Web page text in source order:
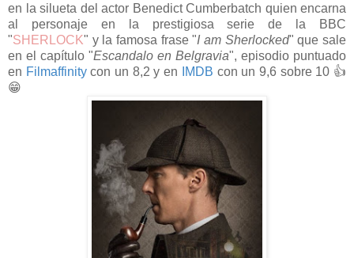
en la silueta del actor Benedict Cumberbatch quien encarna
al personaje en la prestigiosa serie de la BBC
"SHERLOCK" y la famosa frase "I am Sherlocked" que sale
en el capítulo "Escandalo en Belgravia", episodio puntuado
en Filmaffinitycon un 8,2 y en IMDB con un 9,6 sobre 10 👍
😁